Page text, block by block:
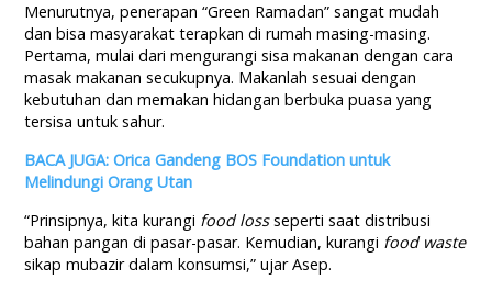
Menurutnya, penerapan “Green Ramadan” sangat mudah
dan bisa masyarakat terapkan di rumah masing-masing.
Pertama, mulai dari mengurangi sisa makanan dengan cara
masak makanan secukupnya. Makanlah sesuai dengan
kebutuhan dan memakan hidangan berbuka puasa yang
tersisa untuk sahur.
BACA JUGA: Orica Gandeng BOS Foundation untuk
Melindungi Orang Utan
“Prinsipnya, kita kurangi food lossseperti saat distribusi
bahan pangan di pasar-pasar. Kemudian, kurangi food waste
sikap mubazir dalam konsumsi,” ujar Asep.